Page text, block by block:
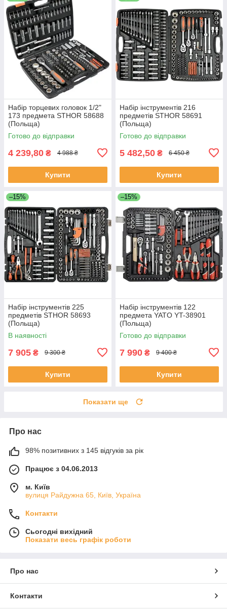
Набір торцевих головок 1/2"
173 предмета STHOR 58688
(Польща)
Готово до відправки
4 239,80 ₴ 4 988 ₴
Купити
Набір інструментів 216
предметів STHOR 58691
(Польща)
Готово до відправки
5 482,50 ₴ 6 450 ₴
Купити
–15%
Набір інструментів 225
предметів STHOR 58693
(Польща)
В наявності
7 905 ₴ 9 300 ₴
Купити
–15%
Набір інструментів 122
предмета YATO YT-38901
(Польща)
Готово до відправки
7 990 ₴ 9 400 ₴
Купити
Показати ще
Про нас
98% позитивних з 145 відгуків за рік
Працює з 04.06.2013
м. Київ
вулиця Райдужна 65, Київ, Україна
Контакти
Сьогодні вихідний
Показати весь графік роботи
Про нас
Контакти